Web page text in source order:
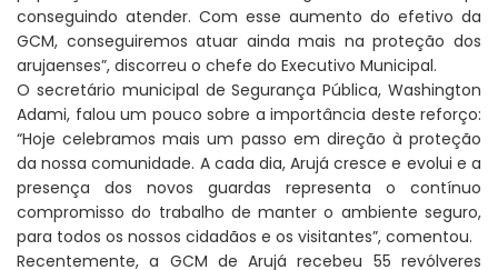
conseguindo atender. Com esse aumento do efetivo da
GCM, conseguiremos atuar ainda mais na proteção dos
arujaenses”, discorreu o chefe do Executivo Municipal.
O secretário municipal de Segurança Pública, Washington
Adami, falou um pouco sobre a importância deste reforço:
“Hoje celebramos mais um passo em direção à proteção
da nossa comunidade. A cada dia, Arujá cresce e evolui e a
presença dos novos guardas representa o contínuo
compromisso do trabalho de manter o ambiente seguro,
para todos os nossos cidadãos e os visitantes”, comentou.
Recentemente, a GCM de Arujá recebeu 55 revólveres